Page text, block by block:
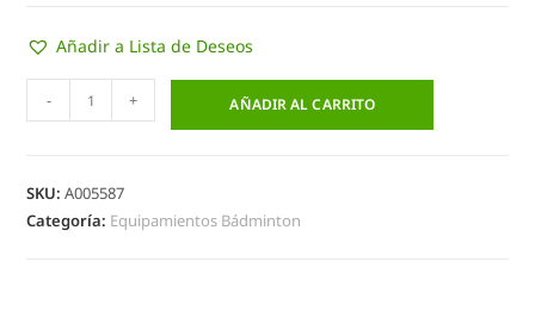
Añadir a Lista de Deseos
- + AÑADIR AL CARRITO
SKU:A005587
Categoría: Equipamientos Bádminton